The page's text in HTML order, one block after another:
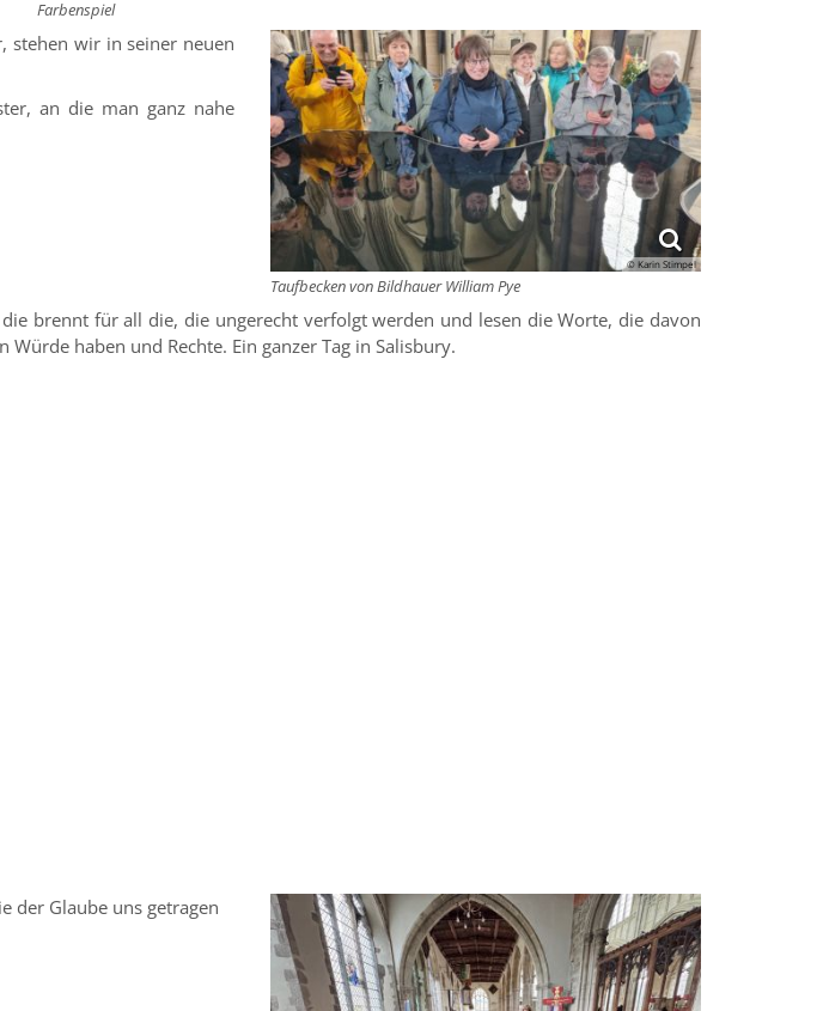
Farbenspiel
© Karin Stimpel
Taufbecken von Bildhauer William Pye
stehen wir in seiner neuen
an die man ganz nahe
brennt für all die, die ungerecht verfolgt werden und lesen die Worte, die davon
Würde haben und Rechte. Ein ganzer Tag in Salisbury.
der Glaube uns getragen